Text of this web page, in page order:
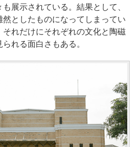
展示されている。結果として、
としたものになってしまってい
それだけにそれぞれの文化と陶磁
れる面白さもある。